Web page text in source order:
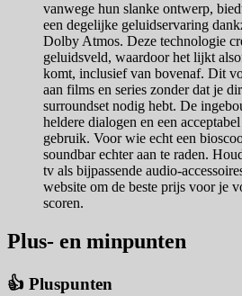
vanwege hun slanke ontwerp,
een degelijke geluidservaring
Dolby Atmos. Deze technologie
geluidsveld, waardoor het lijkt
komt, inclusief van bovenaf. Dit
aan films en series zonder dat je
surroundset nodig hebt. De
heldere dialogen en een
gebruik. Voor wie echt een
soundbar echter aan te raden.
tv als bijpassende audio-
website om de beste prijs voor je
scoren.
Plus- en minpunten
👍 Pluspunten